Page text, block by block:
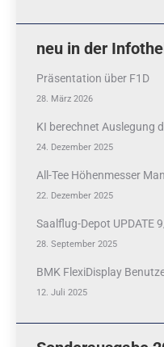
neu in der
Präsentation über F1D
28. März 2026
KI berechnet Auslegung
24. Dezember 2025
All-Tee Höhenmesser
22. Dezember 2025
Saalflug-Depot UPDATE
28. September 2025
BMK FlexiDisplay
12. Juli 2025